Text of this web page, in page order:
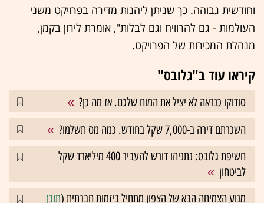
וחודשית גבוהה. כך שניתן ליהנות מדירה בפרויקט משני
העולמות - גם להרוויח וגם לבלות", אומרת לירון בקמן,
מנהלת המכירות של הפרויקט.
קיראו עוד ב"גלובס"
סודוקו כנראה לא יציל את המוח שלכם. אז מה כן?
השכרתם דירה ב-7,000 שקל בחודש. כמה מס תשלמו?
חשיפת גלובס: נתניהו דורש להעביר 400 מיליארד שקל
לביטחון
מנוע הצמיחה הבא של הצפון מתחיל ביזמות חברתית (תוכן